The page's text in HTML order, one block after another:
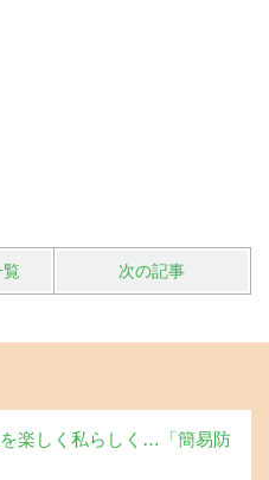
覧 次の記事
楽しく私らしく…「簡易防